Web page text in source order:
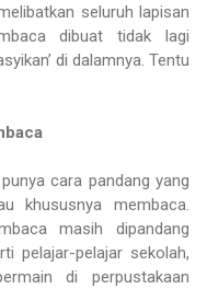
seluruh lapisan
dibuat tidak lagi
di dalamnya. Tentu
cara pandang yang
khususnya membaca.
masih dipandang
pelajar-pelajar sekolah,
di perpustakaan